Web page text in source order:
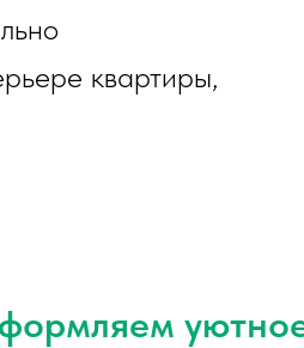
квартиры,